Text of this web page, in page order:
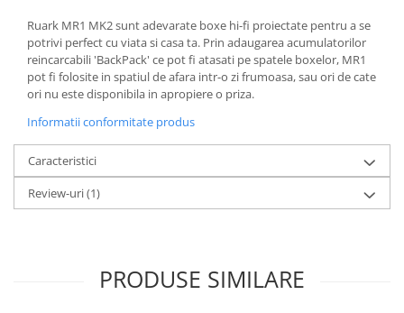
Ruark MR1 MK2 sunt adevarate boxe hi-fi proiectate pentru a se
potrivi perfect cu viata si casa ta. Prin adaugarea acumulatorilor
reincarcabili 'BackPack' ce pot fi atasati pe spatele boxelor, MR1
pot fi folosite in spatiul de afara intr-o zi frumoasa, sau ori de cate
ori nu este disponibila in apropiere o priza.
Informatii conformitate produs
Caracteristici
Review-uri(1)
PRODUSE SIMILARE